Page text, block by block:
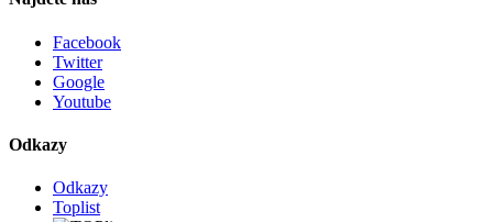
Facebook
Twitter
Google
Youtube
Odkazy
Odkazy
Toplist